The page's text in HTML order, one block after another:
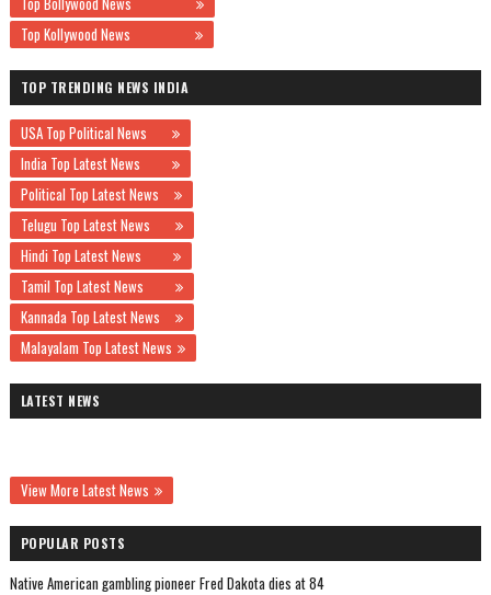
Top Kollywood News
TOP TRENDING NEWS INDIA
USA Top Political News
India Top Latest News
Political Top Latest News
Telugu Top Latest News
Hindi Top Latest News
Tamil Top Latest News
Kannada Top Latest News
Malayalam Top Latest News
LATEST NEWS
View More Latest News
POPULAR POSTS
Native American gambling pioneer Fred Dakota dies at 84